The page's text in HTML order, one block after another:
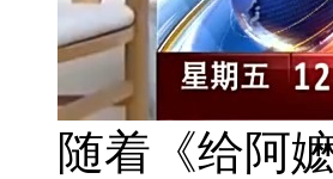
随着《给阿